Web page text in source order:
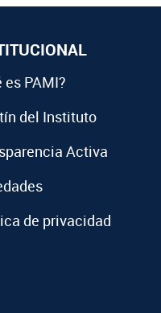
es PAMI?
del Instituto
Activa
de privacidad